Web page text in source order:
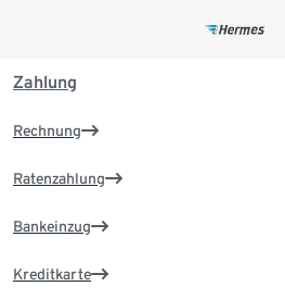
Zahlung
Rechnung
Ratenzahlung
Bankeinzug
Kreditkarte